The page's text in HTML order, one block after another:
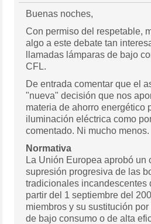
Buenas noches,
Con permiso del respetable,
algo a este debate tan
llamadas lámparas de bajo
CFL.
De entrada comentar que el
"nueva" decisión que nos
materia de ahorro energético
iluminación eléctrica como
comentado. Ni mucho menos.
Normativa
La Unión Europea aprobó un
supresión progresiva de las
tradicionales incandescentes
partir del 1 septiembre del
miembros y su sustitución
de bajo consumo o de alta